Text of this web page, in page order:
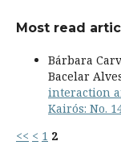
Most read
Bárbara
Bacelar
interaction
Kairós: No.
<< < 1 2